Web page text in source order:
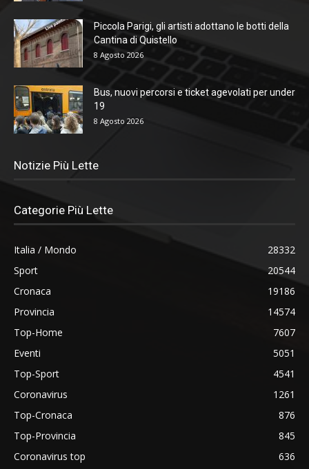
Piccola Parigi, gli artisti adottano le botti della
Cantina di Quistello
8 Agosto 2026
Bus, nuovi percorsi e ticket agevolati per under
19
8 Agosto 2026
Notizie Più Lette
Categorie Più Lette
Italia / Mondo
28332
Sport
20544
Cronaca
19186
Provincia
14574
Top-Home
7607
Eventi
5051
Top-Sport
4541
Coronavirus
1261
Top-Cronaca
876
Top-Provincia
845
Coronavirus top
636